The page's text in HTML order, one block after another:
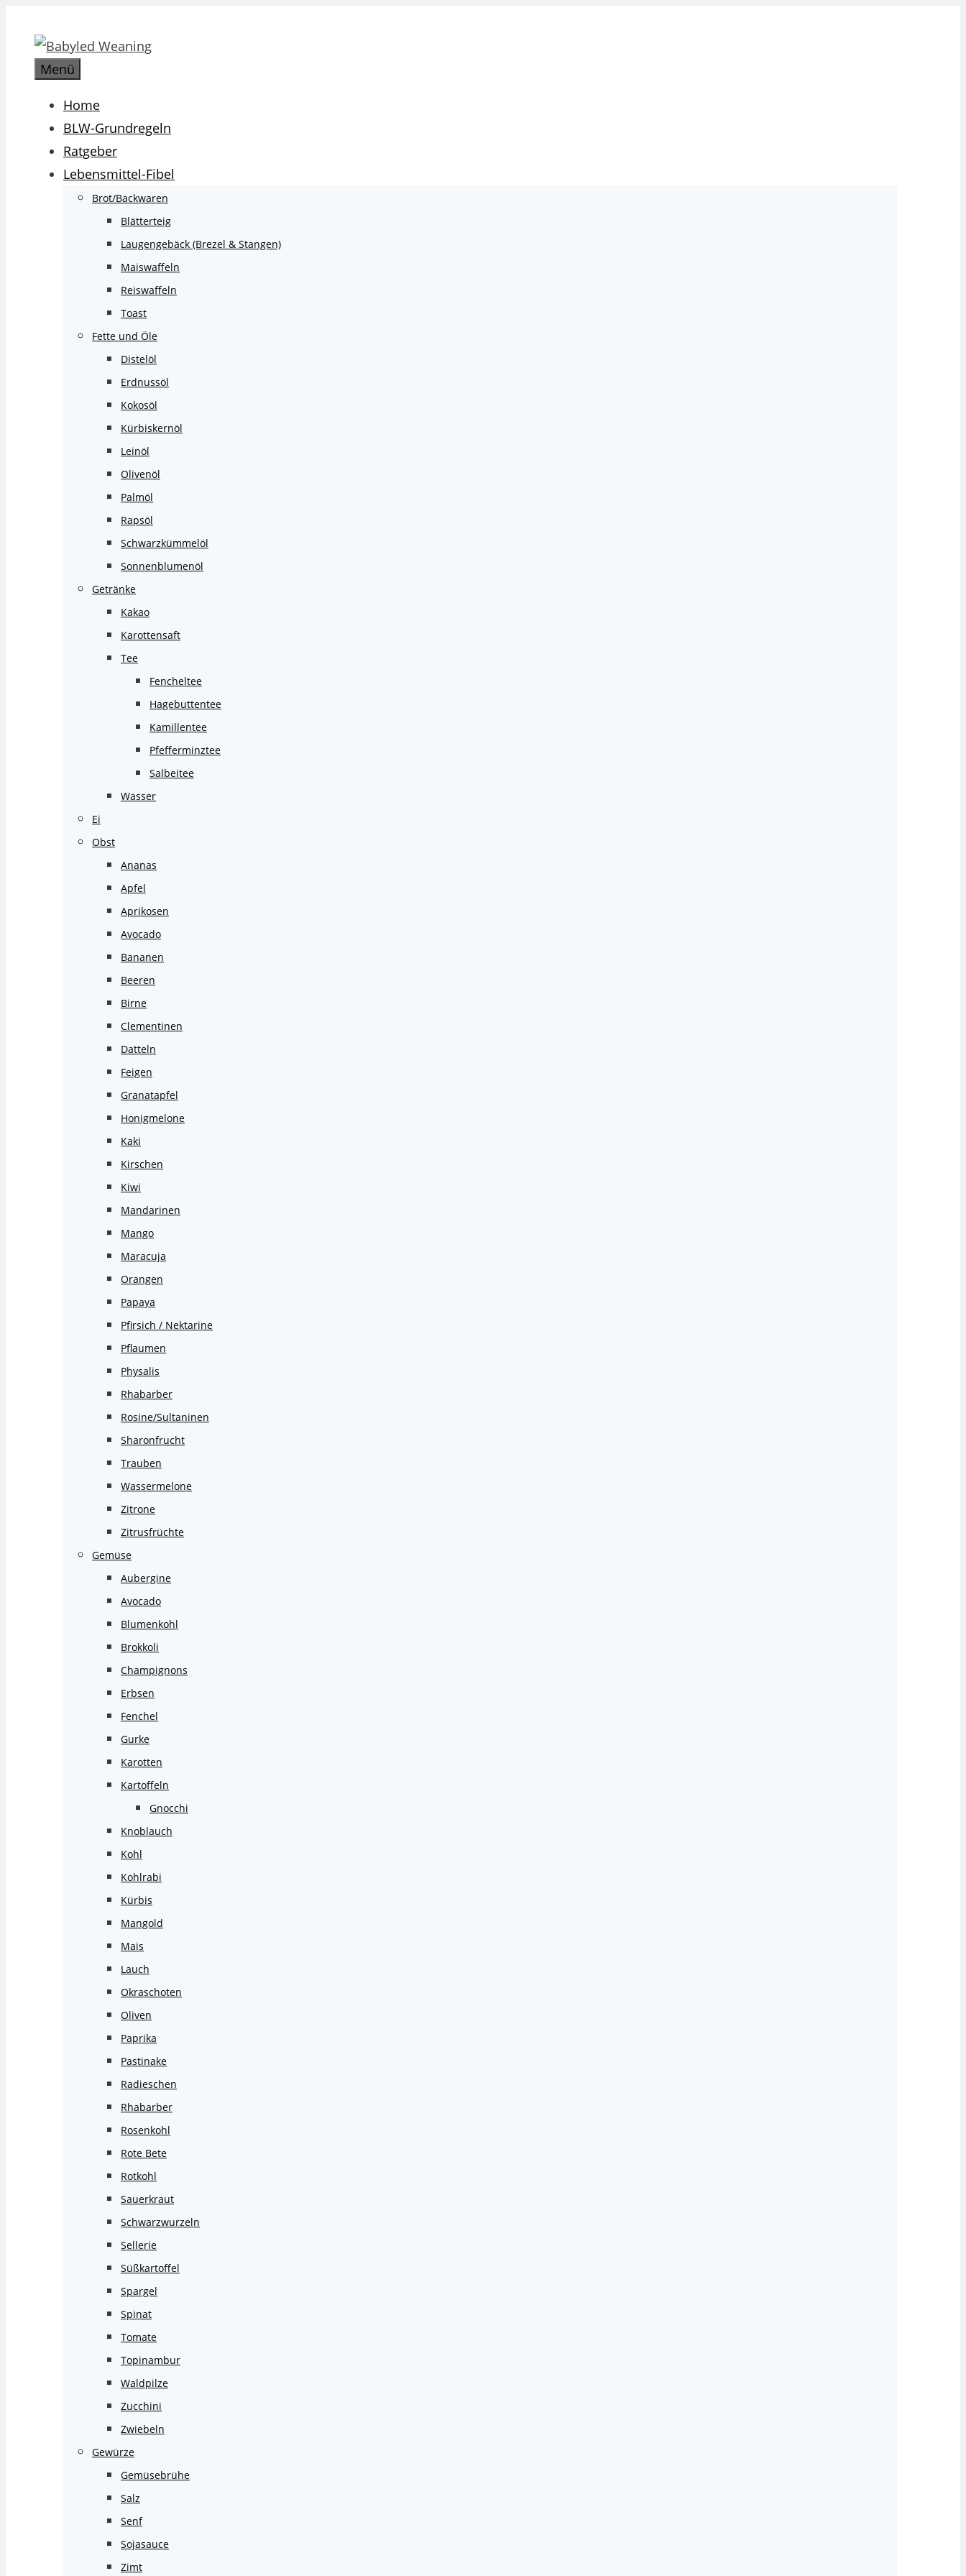
Inhalt
springenMenü
Home
BLW-Grundregeln
Ratgeber
Lebensmittel-Fibel
Brot/Backwaren
Blätterteig
Laugengebäck (Brezel & Stangen)
Maiswaffeln
Reiswaffeln
Toast
Fette und Öle
Distelöl
Erdnussöl
Kokosöl
Kürbiskernöl
Leinöl
Olivenöl
Palmöl
Rapsöl
Schwarzkümmelöl
Sonnenblumenöl
Getränke
Kakao
Karottensaft
Tee
Fencheltee
Hagebuttentee
Kamillentee
Pfefferminztee
Salbeitee
Wasser
Ei
Obst
Ananas
Apfel
Aprikosen
Avocado
Bananen
Beeren
Birne
Clementinen
Datteln
Feigen
Granatapfel
Honigmelone
Kaki
Kirschen
Kiwi
Mandarinen
Mango
Maracuja
Orangen
Papaya
Pfirsich / Nektarine
Pflaumen
Physalis
Rhabarber
Rosine/Sultaninen
Sharonfrucht
Trauben
Wassermelone
Zitrone
Zitrusfrüchte
Gemüse
Aubergine
Avocado
Blumenkohl
Brokkoli
Champignons
Erbsen
Fenchel
Gurke
Karotten
Kartoffeln
Gnocchi
Knoblauch
Kohl
Kohlrabi
Kürbis
Mangold
Mais
Lauch
Okraschoten
Oliven
Paprika
Pastinake
Radieschen
Rhabarber
Rosenkohl
Rote Bete
Rotkohl
Sauerkraut
Schwarzwurzeln
Sellerie
Süßkartoffel
Spargel
Spinat
Tomate
Topinambur
Waldpilze
Zucchini
Zwiebeln
Gewürze
Gemüsebrühe
Salz
Senf
Sojasauce
Zimt